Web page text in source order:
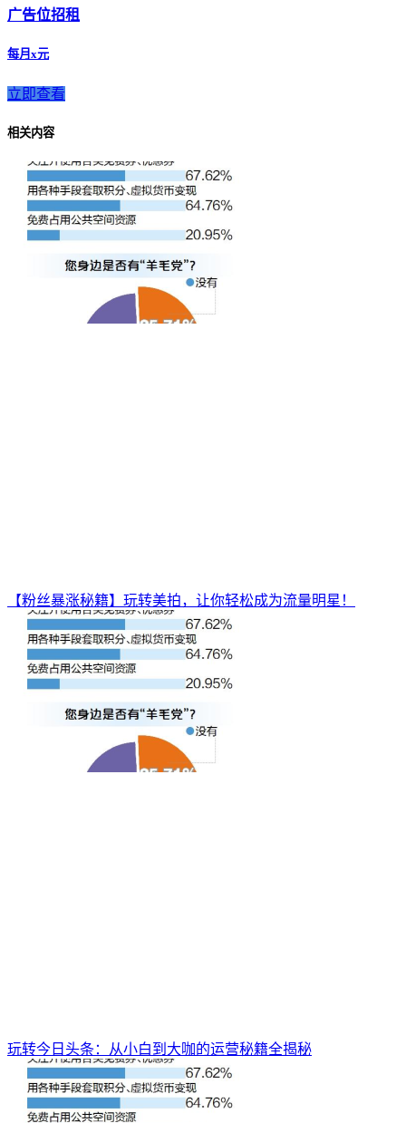
广告位招租
每月x元
立即查看
相关内容
【粉丝暴涨秘籍】玩转美拍，让你轻松成为流量明星！
玩转今日头条：从小白到大咖的运营秘籍全揭秘